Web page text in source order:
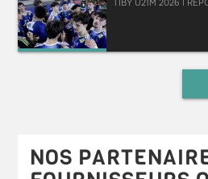
TIBY U21M 2026 I
NOS